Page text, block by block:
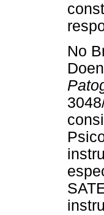
No